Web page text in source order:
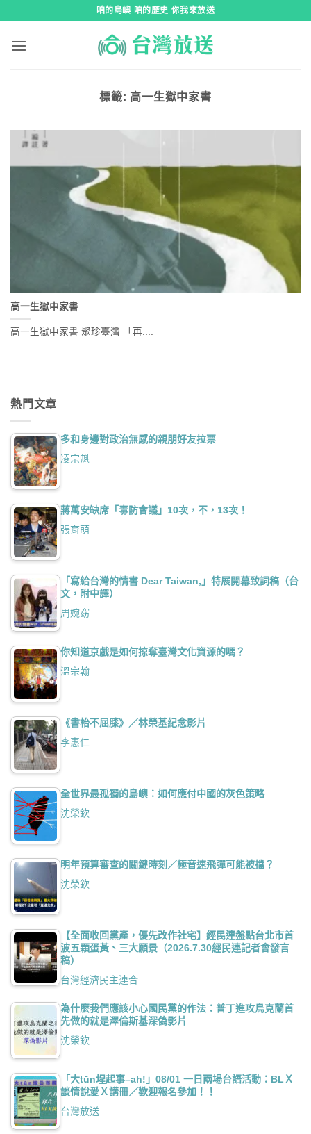
咱的島嶼 咱的歷史 你我來放送
標籤: 高一生獄中家書
高一生獄中家書
高一生獄中家書 聚珍臺灣 「再....
熱門文章
多和身邊對政治無感的親朋好友拉票
凌宗魁
蔣萬安缺席「毒防會議」10次，不，13次！
張育萌
「寫給台灣的情書 Dear Taiwan,」特展開幕致詞稿（台
文，附中譯）
周婉窈
你知道京戲是如何掠奪臺灣文化資源的嗎？
溫宗翰
《書枱不屈膝》／林榮基紀念影片
李惠仁
全世界最孤獨的島嶼：如何應付中國的灰色策略
沈榮欽
明年預算審查的關鍵時刻／極音速飛彈可能被擋？
沈榮欽
【全面收回黨產，優先改作社宅】經民連盤點台北市首
波五顆蛋黃、三大願景（2026.7.30經民連記者會發言
稿）
台灣經濟民主連合
為什麼我們應該小心國民黨的作法：普丁進攻烏克蘭首
先做的就是澤倫斯基深偽影片
沈榮欽
「大tūn埕起事–ah!」08/01 一日兩場台語活動：BLＸ
談情說愛Ｘ講冊／歡迎報名參加！！
台灣放送